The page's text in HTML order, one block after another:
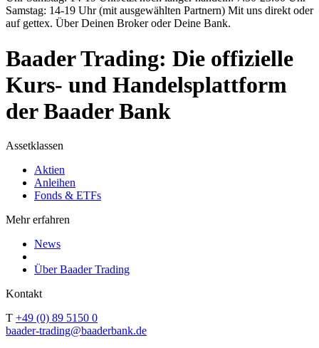
Samstag: 14-19 Uhr (mit ausgewählten Partnern) Mit uns direkt oder
auf gettex. Über Deinen Broker oder Deine Bank.
Baader Trading: Die offizielle
Kurs- und Handelsplattform
der Baader Bank
Assetklassen
Aktien
Anleihen
Fonds & ETFs
Mehr erfahren
News
Über Baader Trading
Kontakt
T +49 (0) 89 5150 0
baader-trading@baaderbank.de